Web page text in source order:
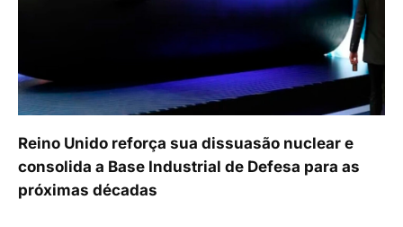
Reino Unido reforça sua dissuasão nuclear e
consolida a Base Industrial de Defesa para as
próximas décadas